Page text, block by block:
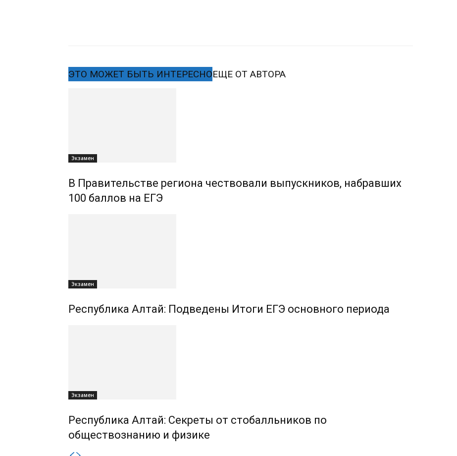
ЭТО МОЖЕТ БЫТЬ ИНТЕРЕСНОЕЩЕ ОТ АВТОРА
Экзамен
В Правительстве региона чествовали выпускников, набравших
100 баллов на ЕГЭ
Экзамен
Республика Алтай: Подведены Итоги ЕГЭ основного периода
Экзамен
Республика Алтай: Секреты от стобалльников по
обществознанию и физике